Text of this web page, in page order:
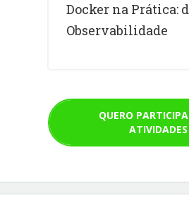
Docker na Prática:
Observabilidade
QUERO
ATIVIDADES